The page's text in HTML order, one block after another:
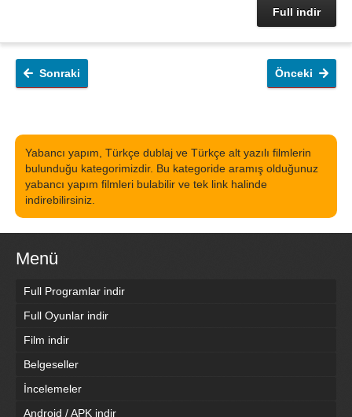
Full indir
Önceki
Sonraki
Yabancı yapım, Türkçe dublaj ve Türkçe alt yazılı filmlerin
bulunduğu kategorimizdir. Bu kategoride aramış olduğunuz
yabancı yapım filmleri bulabilir ve tek link halinde
indirebilirsiniz.
Menü
Full Programlar indir
Full Oyunlar indir
Film indir
Belgeseller
İncelemeler
Android / APK indir